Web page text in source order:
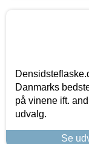
Danmarks
på vinene ift.
udvalg.
Se